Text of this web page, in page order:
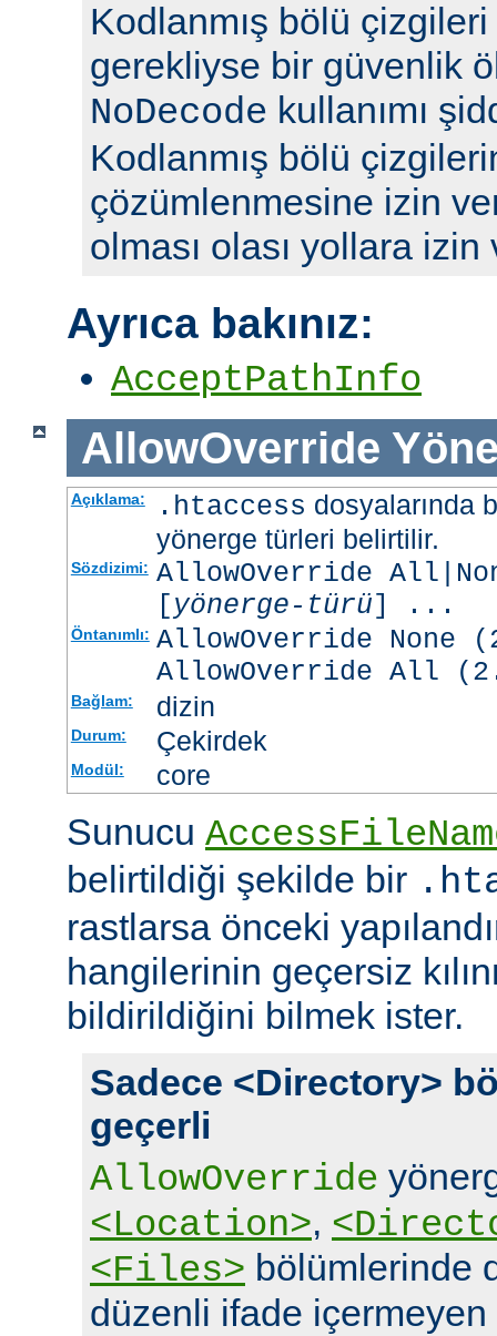
Kodlanmış bölü
gerekliyse bir güvenlik
NoDecode kullanımı
Kodlanmış bölü
çözümlenmesine izin
olması olası yollara
Ayrıca bakınız:
AcceptPathInfo
AllowOverride
Açıklama: .htaccess dosyalarında
yönerge türleri belirtilir.
Sözdizimi: AllowOverride
[yönerge-türü] ...
Öntanımlı: AllowOverride None
AllowOverride All
Bağlam: dizin
Durum: Çekirdek
Modül: core
Sunucu
belirtildiği şekilde bir
rastlarsa önceki
hangilerinin geçersiz
bildirildiğini bilmek ister.
Sadece <Directory>
geçerli
AllowOverride
<Location>,
<Files> bölümlerinde
düzenli ifade içermeyen